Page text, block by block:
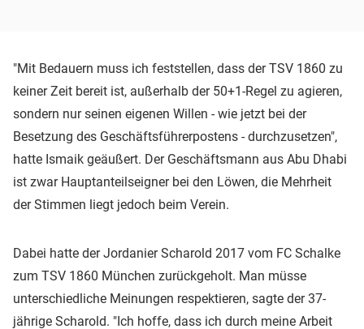
"Mit Bedauern muss ich feststellen, dass der TSV 1860 zu
keiner Zeit bereit ist, außerhalb der 50+1-Regel zu agieren,
sondern nur seinen eigenen Willen - wie jetzt bei der
Besetzung des Geschäftsführerpostens - durchzusetzen",
hatte Ismaik geäußert. Der Geschäftsmann aus Abu Dhabi
ist zwar Hauptanteilseigner bei den Löwen, die Mehrheit
der Stimmen liegt jedoch beim Verein.
Dabei hatte der Jordanier Scharold 2017 vom FC Schalke
zum TSV 1860 München zurückgeholt. Man müsse
unterschiedliche Meinungen respektieren, sagte der 37-
jährige Scharold. "Ich hoffe, dass ich durch meine Arbeit